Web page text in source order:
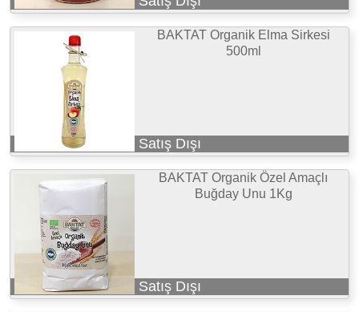
BAKTAT Organik Elma Sirkesi
500ml
Satış Dışı
BAKTAT Organik Özel Amaçlı
Buğday Unu 1Kg
Satış Dışı